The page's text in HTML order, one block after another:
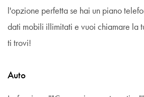
l'opzione perfetta se hai un piano
dati mobili illimitati e vuoi chiamare la
ti trovi!
Auto